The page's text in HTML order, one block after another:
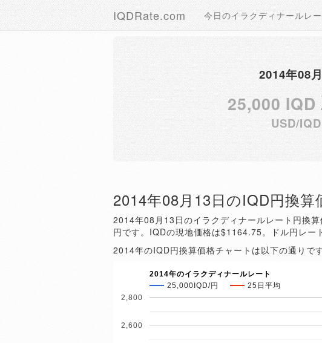
IQDRate.com 今日のイラクディナールレー
2014年08
25,000 IQD
USD/IQD
2014年08月13日のIQD円換算
2014年08月13日のイラクディナールレート円換
円です。IQDの現地価格は$1164.75。ドル円レー
2014年のIQD円換算価格チャートは以下の通りです
2014年のイラクディナールレート
25,000IQD/円
25日平均
2,600
2,800